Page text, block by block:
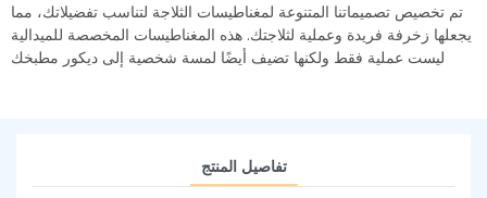
تم تخصيص تصميماتنا المتنوعة لمغناطيسات الثلاجة لتناسب تفضيلاتك، مما
يجعلها زخرفة فريدة وعملية لثلاجتك. هذه المغناطيسات المخصصة للميدالية
ليست عملية فقط ولكنها تضيف أيضًا لمسة شخصية إلى ديكور مطبخك
تفاصيل المنتج